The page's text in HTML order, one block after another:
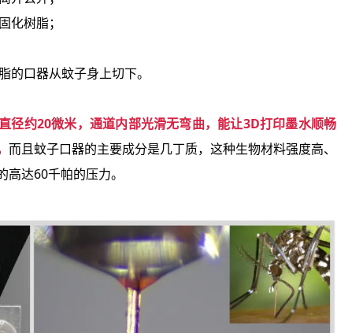
化树脂；
的口器从蚊子身上切下。
径约20微米，通道内部光滑无弯曲，能让3D打印墨水顺畅
而且蚊子口器的主要成分是几丁质，这种生物材料强度高、
达60千帕的压力。